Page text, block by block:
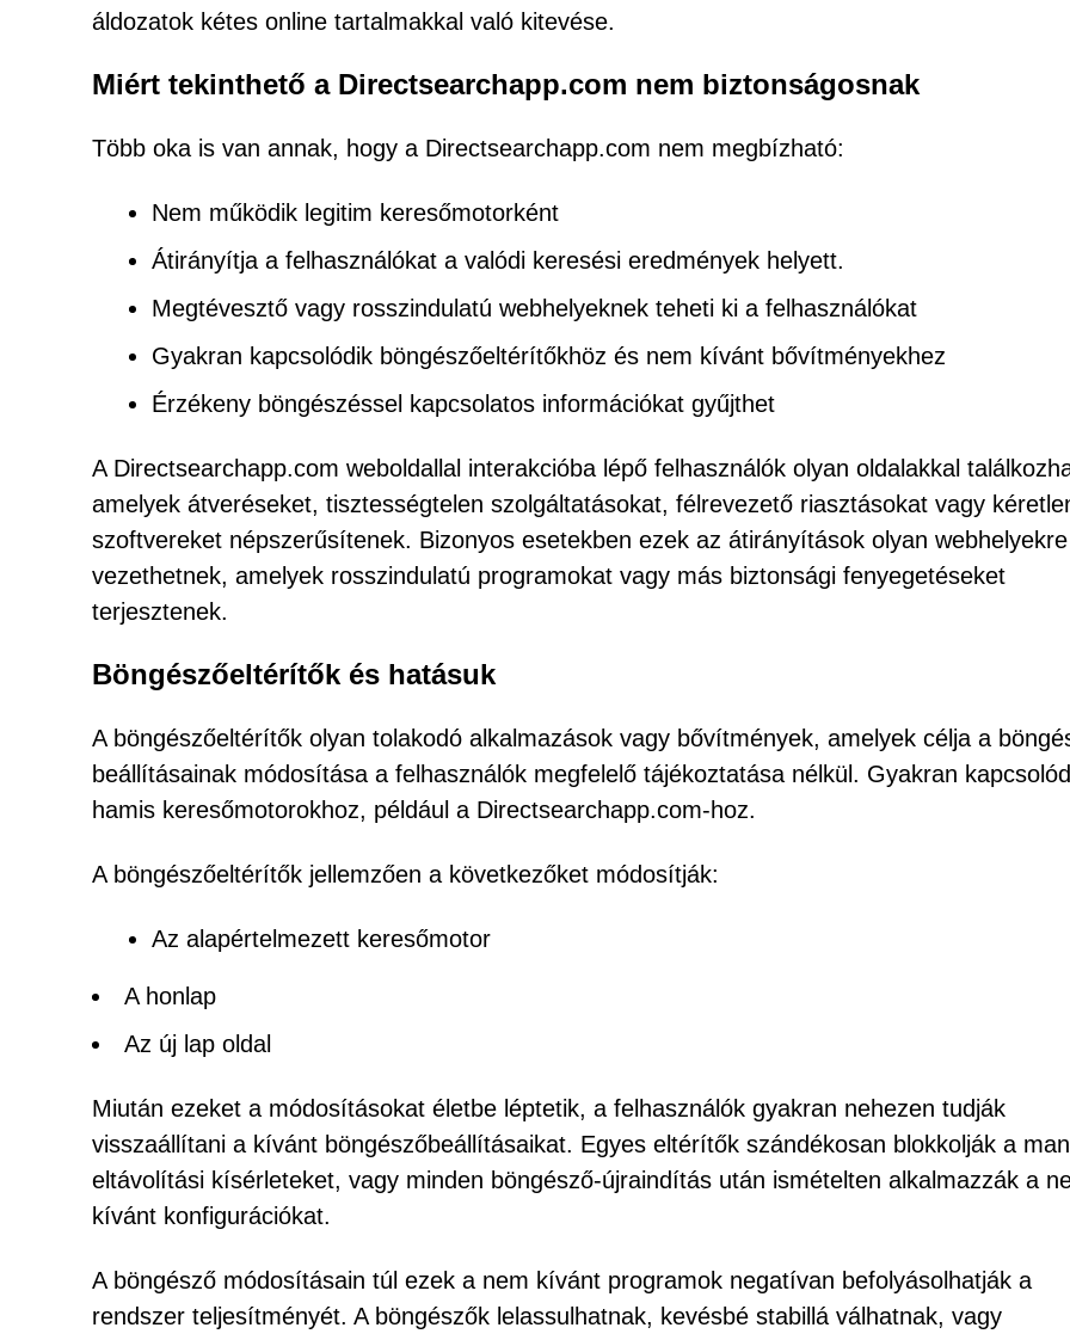
áldozatok kétes online tartalmakkal való kitevése.
Miért tekinthető a Directsearchapp.com nem biztonságosnak
Több oka is van annak, hogy a Directsearchapp.com nem megbízható:
Nem működik legitim keresőmotorként
Átirányítja a felhasználókat a valódi keresési eredmények helyett.
Megtévesztő vagy rosszindulatú webhelyeknek teheti ki a felhasználókat
Gyakran kapcsolódik böngészőeltérítőkhöz és nem kívánt bővítményekhez
Érzékeny böngészéssel kapcsolatos információkat gyűjthet
A Directsearchapp.com weboldallal interakcióba lépő felhasználók olyan oldalakkal
amelyek átveréseket, tisztességtelen szolgáltatásokat, félrevezető riasztásokat vagy
szoftvereket népszerűsítenek. Bizonyos esetekben ezek az átirányítások olyan
vezethetnek, amelyek rosszindulatú programokat vagy más biztonsági fenyegetéseket
terjesztenek.
Böngészőeltérítők és hatásuk
A böngészőeltérítők olyan tolakodó alkalmazások vagy bővítmények, amelyek célja a
beállításainak módosítása a felhasználók megfelelő tájékoztatása nélkül. Gyakran
hamis keresőmotorokhoz, például a Directsearchapp.com-hoz.
A böngészőeltérítők jellemzően a következőket módosítják:
Az alapértelmezett keresőmotor
A honlap
Az új lap oldal
Miután ezeket a módosításokat életbe léptetik, a felhasználók gyakran nehezen tudják
visszaállítani a kívánt böngészőbeállításaikat. Egyes eltérítők szándékosan blokkolják a
eltávolítási kísérleteket, vagy minden böngésző-újraindítás után ismételten alkalmazzák a
kívánt konfigurációkat.
A böngésző módosításain túl ezek a nem kívánt programok negatívan befolyásolhatják a
rendszer teljesítményét. A böngészők lelassulhatnak, kevésbé stabillá válhatnak, vagy